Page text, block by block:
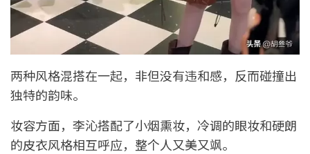
两种风格混搭在一起，非但没有违和感，反而碰撞出
独特的韵味。
妆容方面，李沁搭配了小烟熏妆，冷调的眼妆和硬朗
的皮衣风格相互呼应，整个人又美又飒。